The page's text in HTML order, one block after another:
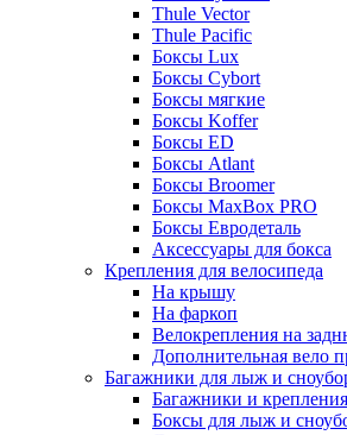
Thule Vector
Thule Pacific
Боксы Lux
Боксы Cybort
Боксы мягкие
Боксы Koffer
Боксы ED
Боксы Atlant
Боксы Broomer
Боксы MaxBox PRO
Боксы Евродеталь
Аксессуары для бокса
Крепления для велосипеда
На крышу
На фаркоп
Велокрепления на
Дополнительная вело
Багажники для лыж и
Багажники и
Боксы для лыж и